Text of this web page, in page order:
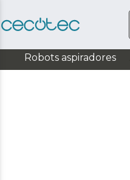
Robots aspiradores